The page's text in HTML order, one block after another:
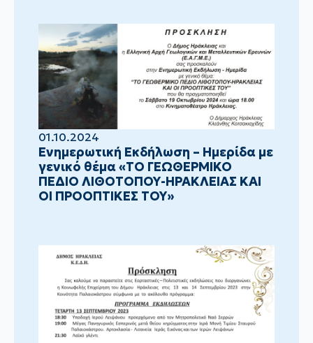
01.10.2024
Ενημερωτική Εκδήλωση – Ημερίδα με
γενικό θέμα «ΤΟ ΓΕΩΘΕΡΜΙΚΟ
ΠΕΔΙΟ ΛΙΘΟΤΟΠΟΥ-ΗΡΑΚΛΕΙΑΣ ΚΑΙ
ΟΙ ΠΡΟΟΠΤΙΚΕΣ ΤΟΥ»